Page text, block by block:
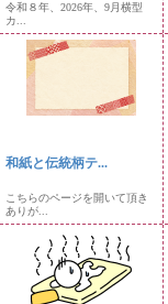
令和８年、2026年、9月横型
カ...
和紙と伝統柄テ...
こちらのページを開いて頂き
ありが...